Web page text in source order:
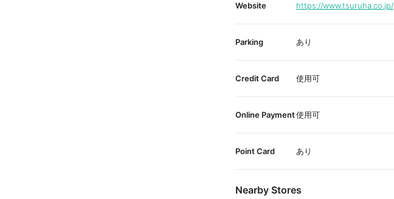
Website https://www.tsuruha.co.jp/
Parking あり
Credit Card 使用可
Online Payment使用可
Point Card あり
Nearby Stores